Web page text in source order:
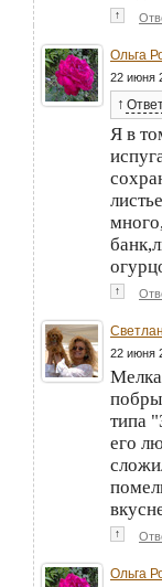
↑
Ольга
22 июня
↑
Я в
↑
22 июня
типа
его
↑
Ольга